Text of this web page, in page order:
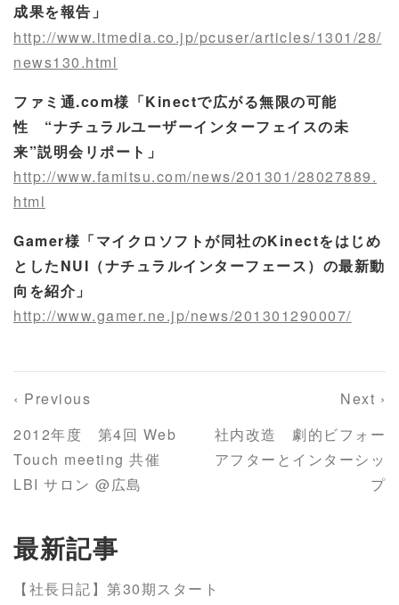
成果を報告 」
http://www.itmedia.co.jp/pcuser/articles/1301/28/
news130.html
ファミ通.com様「Kinectで広がる無限の可能
性 “ナチュラルユーザーインターフェイスの未
来”説明会リポート」
http://www.famitsu.com/news/201301/28027889.
html
Gamer様「マイクロソフトが同社のKinectをはじめ
としたNUI（ナチュラルインターフェース）の最新動
向を紹介」
http://www.gamer.ne.jp/news/201301290007/
‹ Previous
2012年度 第4回 Web
Touch meeting 共催
LBI サロン @広島
Next ›
社内改造 劇的ビフォー
アフターとインターシッ
プ
最新記事
【社長日記】第30期スタート